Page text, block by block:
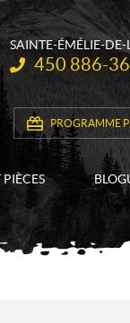
SAINTE-ÉMÉLIE-DE-
Téléphone :
450 886-
PROGRAMME
PIÈCES